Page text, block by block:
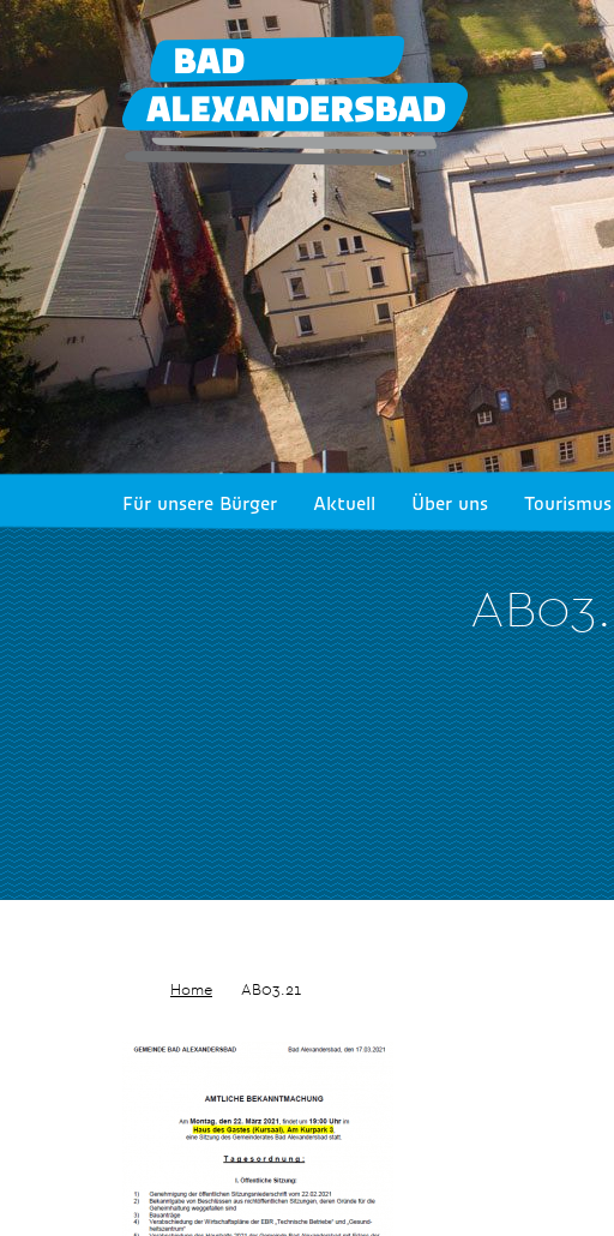
Für unsere Bürger Aktuell Über uns
Home AB03.21